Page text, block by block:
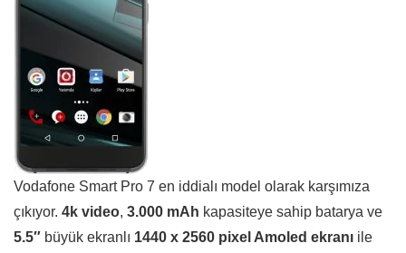
Vodafone Smart Pro 7 en iddialı model olarak karşımıza
çıkıyor. 4k video, 3.000 mAh kapasiteye sahip batarya ve
5.5″ büyük ekranlı 1440 x 2560 pixel Amoled ekranı ile